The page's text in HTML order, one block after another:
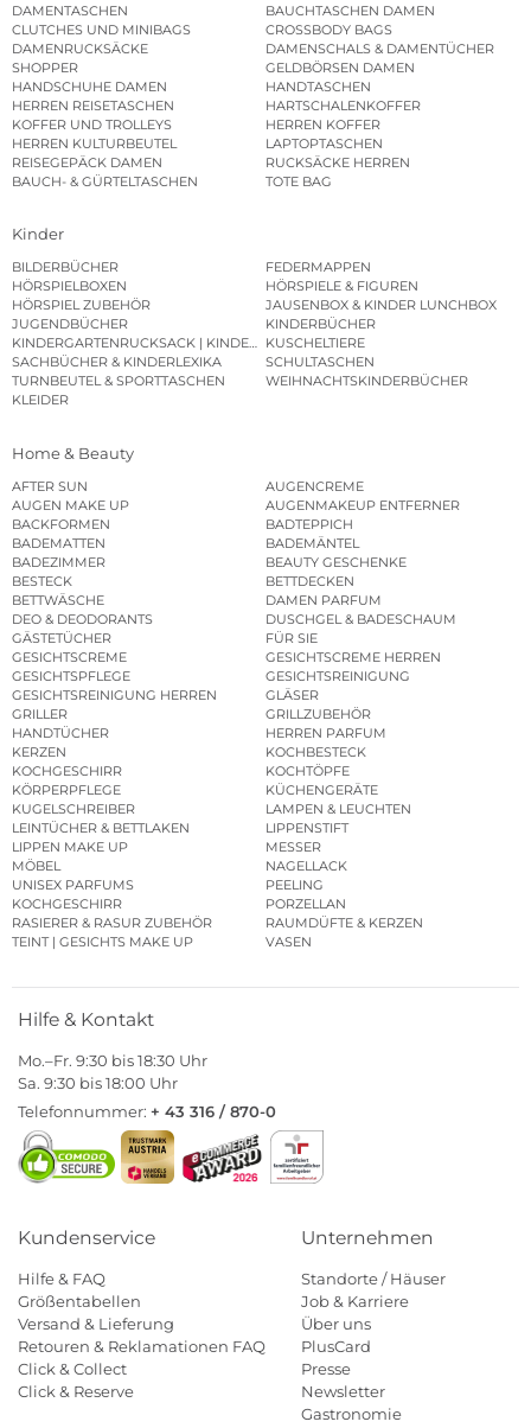
DAMENTASCHEN
BAUCHTASCHEN DAMEN
CLUTCHES UND MINIBAGS
CROSSBODY BAGS
DAMENRUCKSÄCKE
DAMENSCHALS & DAMENTÜCHER
SHOPPER
GELDBÖRSEN DAMEN
HANDSCHUHE DAMEN
HANDTASCHEN
HERREN REISETASCHEN
HARTSCHALENKOFFER
KOFFER UND TROLLEYS
HERREN KOFFER
HERREN KULTURBEUTEL
LAPTOPTASCHEN
REISEGEPÄCK DAMEN
RUCKSÄCKE HERREN
BAUCH- & GÜRTELTASCHEN
TOTE BAG
Kinder
BILDERBÜCHER
FEDERMAPPEN
HÖRSPIELBOXEN
HÖRSPIELE & FIGUREN
HÖRSPIEL ZUBEHÖR
JAUSENBOX & KINDER LUNCHBOX
JUGENDBÜCHER
KINDERBÜCHER
KINDERGARTENRUCKSACK | KINDERGARTENBEUTEL
KUSCHELTIERE
SACHBÜCHER & KINDERLEXIKA
SCHULTASCHEN
TURNBEUTEL & SPORTTASCHEN
WEIHNACHTSKINDERBÜCHER
KLEIDER
Home & Beauty
AFTER SUN
AUGENCREME
AUGEN MAKE UP
AUGENMAKEUP ENTFERNER
BACKFORMEN
BADTEPPICH
BADEMATTEN
BADEMÄNTEL
BADEZIMMER
BEAUTY GESCHENKE
BESTECK
BETTDECKEN
BETTWÄSCHE
DAMEN PARFUM
DEO & DEODORANTS
DUSCHGEL & BADESCHAUM
GÄSTETÜCHER
FÜR SIE
GESICHTSCREME
GESICHTSCREME HERREN
GESICHTSPFLEGE
GESICHTSREINIGUNG
GESICHTSREINIGUNG HERREN
GLÄSER
GRILLER
GRILLZUBEHÖR
HANDTÜCHER
HERREN PARFUM
KERZEN
KOCHBESTECK
KOCHGESCHIRR
KOCHTÖPFE
KÖRPERPFLEGE
KÜCHENGERÄTE
KUGELSCHREIBER
LAMPEN & LEUCHTEN
LEINTÜCHER & BETTLAKEN
LIPPENSTIFT
LIPPEN MAKE UP
MESSER
MÖBEL
NAGELLACK
UNISEX PARFUMS
PEELING
KOCHGESCHIRR
PORZELLAN
RASIERER & RASUR ZUBEHÖR
RAUMDÜFTE & KERZEN
TEINT | GESICHTS MAKE UP
VASEN
Hilfe & Kontakt
Mo.–Fr. 9:30 bis 18:30 Uhr
Sa. 9:30 bis 18:00 Uhr
Telefonnummer: + 43 316 / 870-0
Kundenservice
Hilfe & FAQ
Größentabellen
Versand & Lieferung
Retouren & Reklamationen FAQ
Click & Collect
Click & Reserve
Unternehmen
Standorte / Häuser
Job & Karriere
Über uns
PlusCard
Presse
Newsletter
Gastronomie